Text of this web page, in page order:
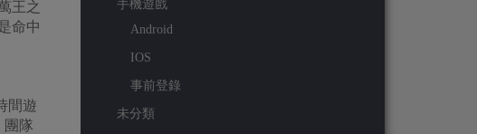
王之
命中
間遊
團隊
手機遊戲
Android
IOS
事前登錄
未分類